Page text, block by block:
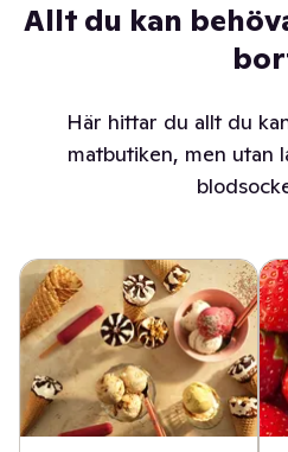
Allt du kan
Här hittar du allt du
matbutiken, men utan